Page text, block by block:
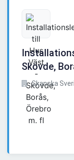
Skövde,
Skanska